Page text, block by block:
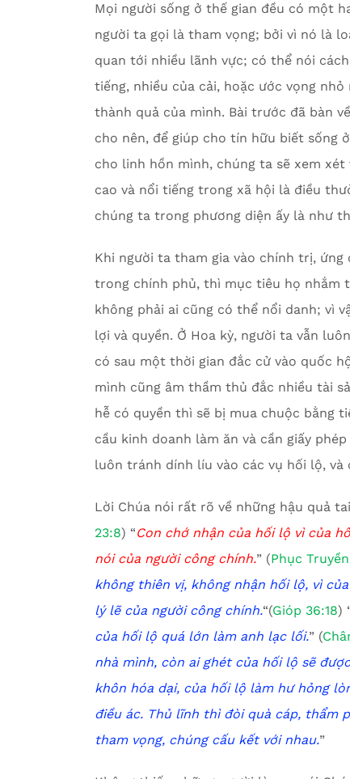
Mọi người sống ở thế gian đều có một
người ta gọi là tham vọng; bởi vì nó là
quan tới nhiều lãnh vực; có thể nói
tiếng, nhiều của cải, hoặc ước vọng
thành quả của mình. Bài trước đã bàn
cho nên, để giúp cho tín hữu biết sống
cho linh hồn mình, chúng ta sẽ xem
cao và nổi tiếng trong xã hội là điều
chúng ta trong phương diện ấy là như
Khi người ta tham gia vào chính trị,
trong chính phủ, thì mục tiêu họ nhắm
không phải ai cũng có thể nổi danh; vì
lợi và quyền. Ở Hoa kỳ, người ta vẫn
có sau một thời gian đắc cử vào quốc
mình cũng âm thầm thủ đắc nhiều tài
hễ có quyền thì sẽ bị mua chuộc bằng
cầu kinh doanh làm ăn và cần giấy
luôn tránh dính líu vào các vụ hối lộ, và
Lời Chúa nói rất rõ về những hậu quả
23:8) “Con chớ nhận của hối lộ vì của
nói của người công chính.” (Phục Truyền
không thiên vị, không nhận hối lộ, vì
lý lẽ của người công chính.“(Gióp 36:18)
của hối lộ quá lớn làm anh lạc lối.” (
nhà mình, còn ai ghét của hối lộ sẽ
khôn hóa dại, của hối lộ làm hư hỏng
điều ác. Thủ lĩnh thì đòi quà cáp, thẩm
tham vọng, chúng cấu kết với nhau.”